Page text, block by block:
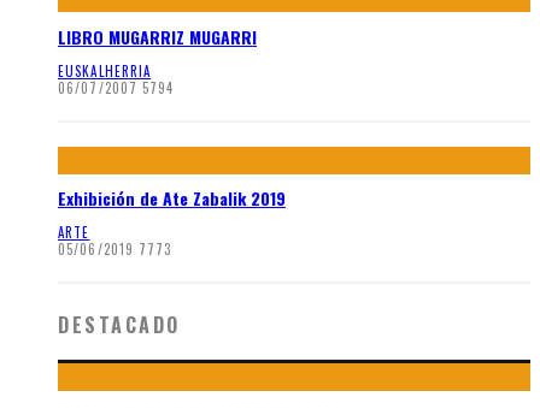
LIBRO MUGARRIZ MUGARRI
EUSKALHERRIA
06/07/2007 5794
Exhibición de Ate Zabalik 2019
ARTE
05/06/2019 7773
DESTACADO